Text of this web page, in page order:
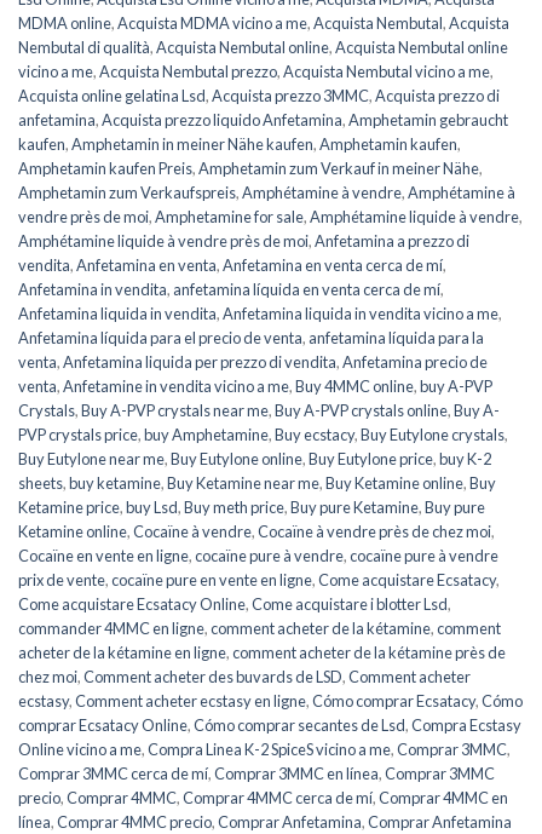
MDMA online,Acquista MDMA vicino a me,Acquista Nembutal,Acquista
Nembutal di qualità,Acquista Nembutal online,Acquista Nembutal online
vicino a me,Acquista Nembutal prezzo,Acquista Nembutal vicino a me,
Acquista online gelatina Lsd,Acquista prezzo 3MMC,Acquista prezzo di
anfetamina,Acquista prezzo liquido Anfetamina,Amphetamin gebraucht
kaufen,Amphetamin in meiner Nähe kaufen,Amphetamin kaufen,
Amphetamin kaufen Preis,Amphetamin zum Verkauf in meiner Nähe,
Amphetamin zum Verkaufspreis,Amphétamine à vendre,Amphétamine à
vendre près de moi,Amphetamine for sale,Amphétamine liquide à vendre,
Amphétamine liquide à vendre près de moi,Anfetamina a prezzo di
vendita,Anfetamina en venta,Anfetamina en venta cerca de mí,
Anfetamina in vendita, anfetamina líquida en venta cerca de mí,
Anfetamina liquida in vendita,Anfetamina liquida in vendita vicino a me,
Anfetamina líquida para el precio de venta, anfetamina líquida para la
venta,Anfetamina liquida per prezzo di vendita,Anfetamina precio de
venta,Anfetamine in vendita vicino a me,Buy 4MMC online,buy A-PVP
Crystals,Buy A-PVP crystals near me,Buy A-PVP crystals online,Buy A-
PVP crystals price,buy Amphetamine,Buy ecstacy,Buy Eutylone crystals,
Buy Eutylone near me,Buy Eutylone online,Buy Eutylone price,buy K-2
sheets,buy ketamine,Buy Ketamine near me,Buy Ketamine online,Buy
Ketamine price,buy Lsd,Buy meth price,Buy pure Ketamine,Buy pure
Ketamine online,Cocaïne à vendre,Cocaïne à vendre près de chez moi,
Cocaïne en vente en ligne,cocaïne pure à vendre,cocaïne pure à vendre
prix de vente,cocaïne pure en vente en ligne,Come acquistare Ecsatacy,
Come acquistare Ecsatacy Online,Come acquistare i blotter Lsd,
commander 4MMC en ligne,comment acheter de la kétamine,comment
acheter de la kétamine en ligne,comment acheter de la kétamine près de
chez moi,Comment acheter des buvards de LSD,Comment acheter
ecstasy,Comment acheter ecstasy en ligne,Cómo comprar Ecsatacy,Cómo
comprar Ecsatacy Online,Cómo comprar secantes de Lsd,Compra Ecstasy
Online vicino a me,Compra Linea K-2 SpiceS vicino a me,Comprar 3MMC,
Comprar 3MMC cerca de mí,Comprar 3MMC en línea,Comprar 3MMC
precio,Comprar 4MMC,Comprar 4MMC cerca de mí,Comprar 4MMC en
línea,Comprar 4MMC precio,Comprar Anfetamina,Comprar Anfetamina